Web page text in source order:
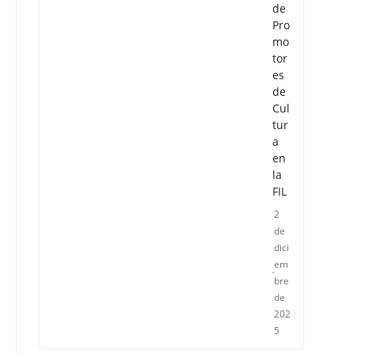
de
Pro
mo
tor
es
de
Cul
tur
a
en
la
FIL
2
de
dici
em
bre
de
202
5